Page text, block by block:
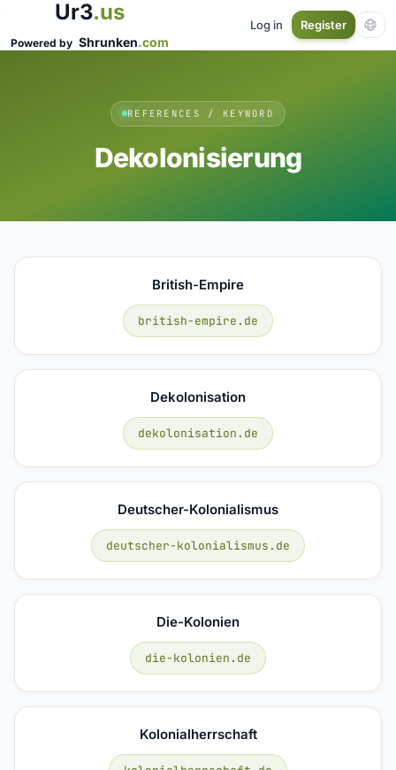
Ur3.us
Powered by Shrunken.com
Log in Register
REFERENCES / KEYWORD
Dekolonisierung
British-Empire
british-empire.de
Dekolonisation
dekolonisation.de
Deutscher-Kolonialismus
deutscher-kolonialismus.de
Die-Kolonien
die-kolonien.de
Kolonialherrschaft